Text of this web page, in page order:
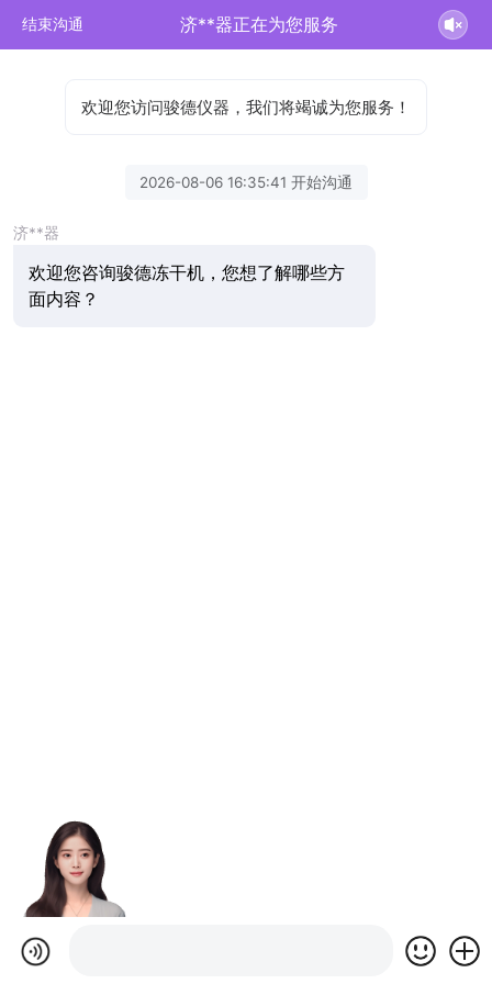
结束沟通 济**器正在为您服务
欢迎您访问骏德仪器，我们将竭诚为您服务！
2026-08-06 16:35:41 开始沟通
济**器
欢迎您咨询骏德冻干机，您想了解哪些方
面内容？